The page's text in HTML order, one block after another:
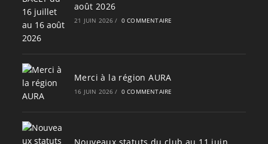
août 2026
21 JUIN 2026 / 0 COMMENTAIRE
Merci à la région AURA
16 JUIN 2026 / 0 COMMENTAIRE